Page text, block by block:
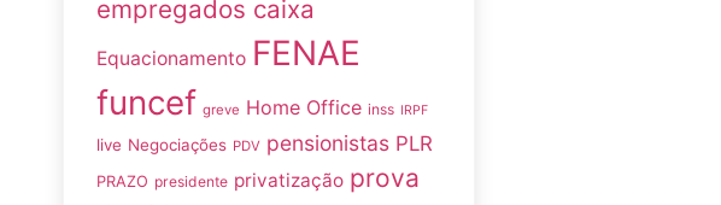
empregados caixa
Equacionamento FENAE
funcef greve Home Office inss IRPF
live Negociações PDV pensionistas PLR
PRAZO presidente privatização prova